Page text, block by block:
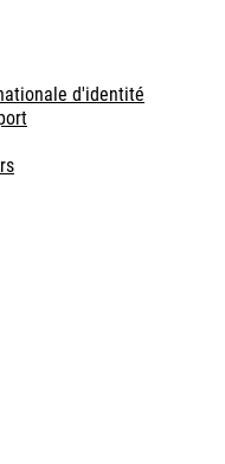
d'identité